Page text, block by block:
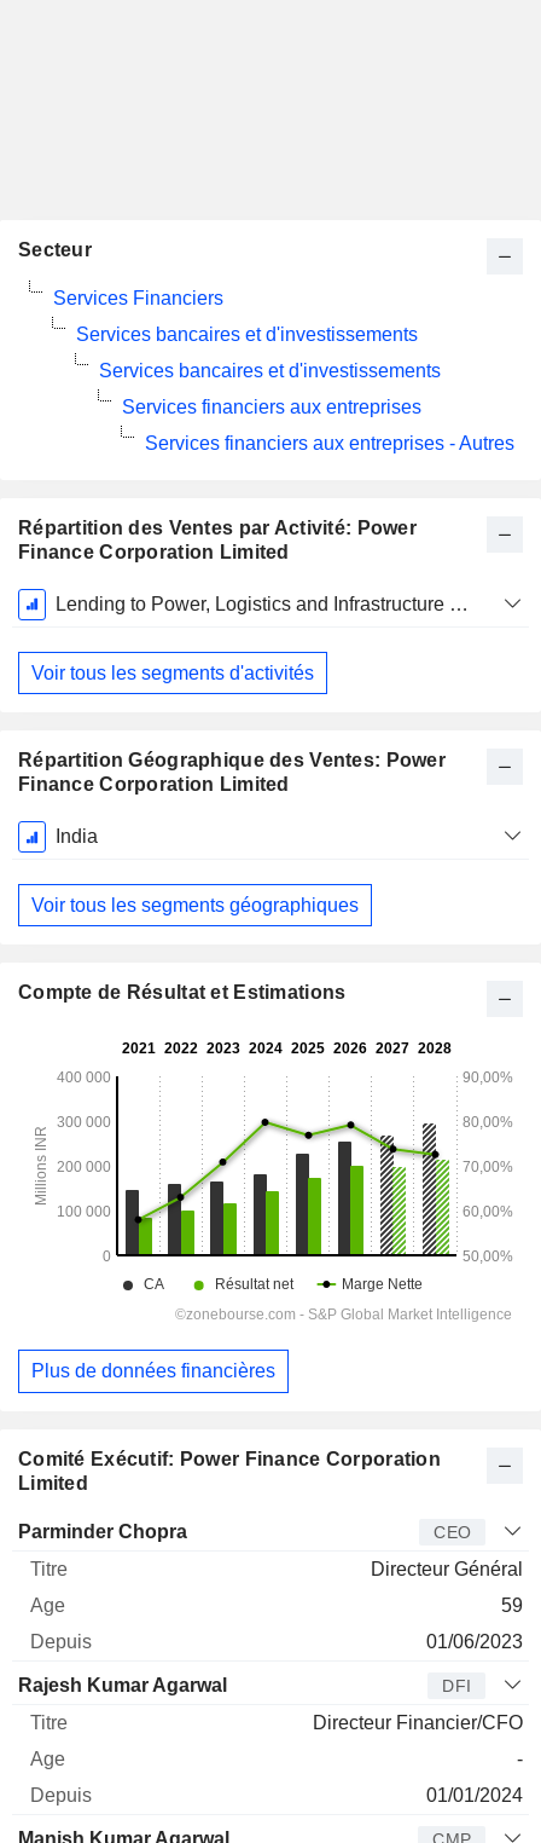
Répartition des Ventes par Activité: Power
Finance Corporation Limited
Période
Fiscale:
Mars
Lending to Power, Logistics and Infrastructure Sector
Voir tous les segments d'activités
Répartition Géographique des Ventes: Power
Finance Corporation Limited
Période
Fiscale:
Mars
India
Voir tous les segments géographiques
Comité Exécutif: Power Finance Corporation
Limited
Dirigeant Titre Age
Parminder Chopra CEO
Directeur Général
59
01/06/2023
Rajesh Kumar Agarwal DFI
Directeur Financier/CFO
-
01/01/2024
Manish Kumar Agarwal CMP
Secteur
Services Financiers
Services bancaires et d'investissements
Services bancaires et d'investissements
Services financiers aux entreprises
Services financiers aux entreprises - Autres
Compte de Résultat et Estimations
Plus de données financières